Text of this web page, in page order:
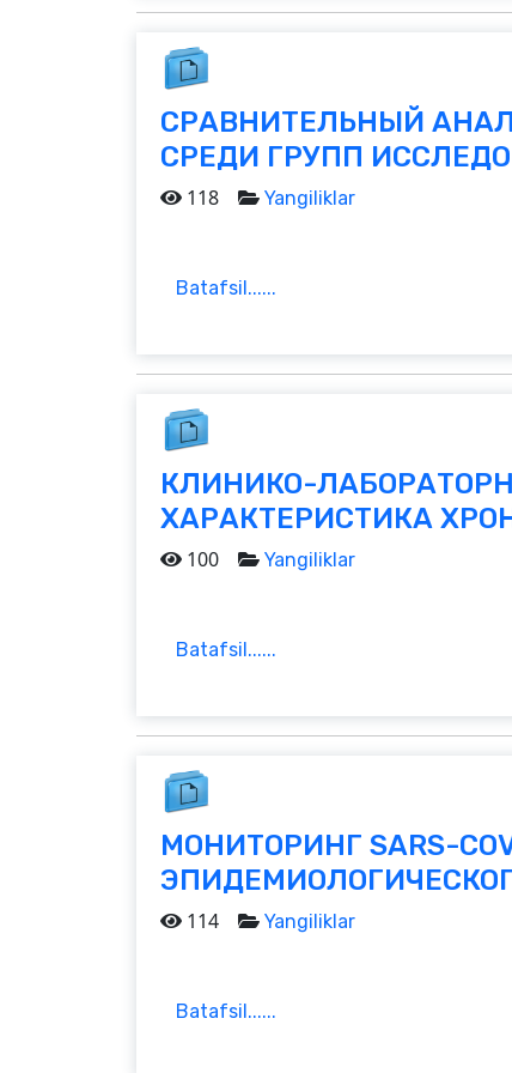
СРАВНИТЕЛЬНЫЙ
СРЕДИ ГРУПП
118 Yangiliklar
Batafsil......
КЛИНИКО-
ХАРАКТЕРИСТИКА
100 Yangiliklar
Batafsil......
МОНИТОРИНГ SARS-
114 Yangiliklar
Batafsil......